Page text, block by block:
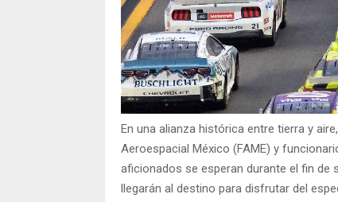
En una alianza histórica entre tierra y
Aeroespacial México (FAME) y
aficionados se esperan durante el fin de
llegarán al destino para disfrutar del